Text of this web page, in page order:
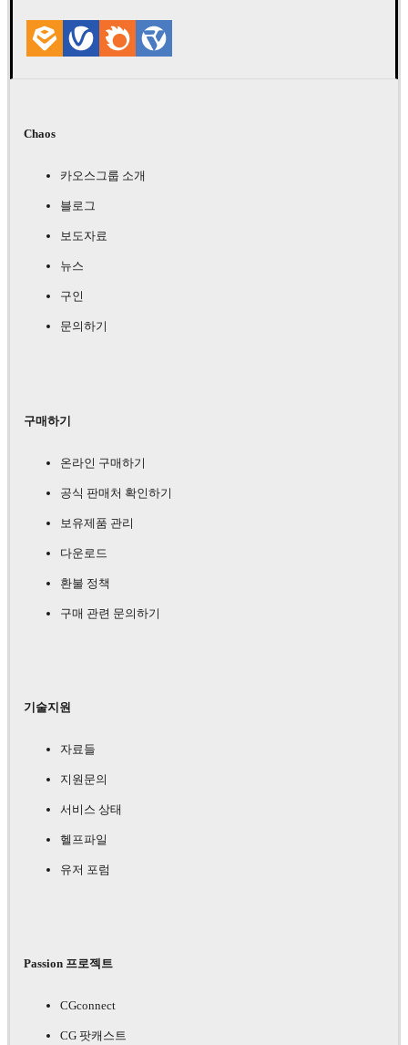
Chaos
카오스그룹 소개
블로그
보도자료
뉴스
구인
문의하기
구매하기
온라인 구매하기
공식 판매처 확인하기
보유제품 관리
다운로드
환불 정책
구매 관련 문의하기
기술지원
자료들
지원문의
서비스 상태
헬프파일
유저 포럼
Passion 프로젝트
CGconnect
CG 팟캐스트